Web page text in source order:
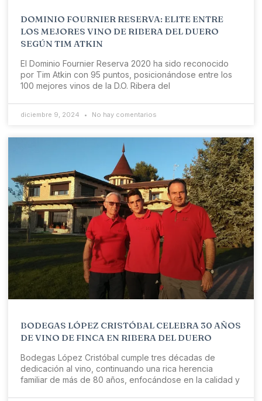
DOMINIO FOURNIER RESERVA: ELITE ENTRE
LOS MEJORES VINO DE RIBERA DEL DUERO
SEGÚN TIM ATKIN
El Dominio Fournier Reserva 2020 ha sido reconocido
por Tim Atkin con 95 puntos, posicionándose entre los
100 mejores vinos de la D.O. Ribera del
diciembre 9, 2024 No hay comentarios
BODEGAS LÓPEZ CRISTÓBAL CELEBRA 30 AÑOS
DE VINO DE FINCA EN RIBERA DEL DUERO
Bodegas López Cristóbal cumple tres décadas de
dedicación al vino, continuando una rica herencia
familiar de más de 80 años, enfocándose en la calidad y